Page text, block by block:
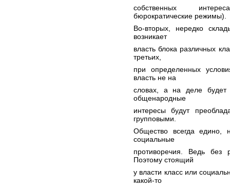
собственных
бюрократические режимы).
Во-вторых, нередко
возникает
власть блока различных
третьих,
при определенных
власть не на
словах, а на деле будет
общенародные
интересы будут
групповыми.
Общество всегда едино,
социальные
противоречия. Ведь без
Поэтому стоящий
у власти класс или
какой-то